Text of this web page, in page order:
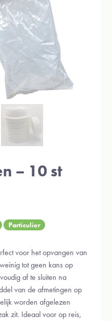
– 10 st
Particulier
voor het opvangen van
tot geen kans op
af te sluiten na
van de afmetingen op
worden afgelezen
zit. Ideaal voor op reis,